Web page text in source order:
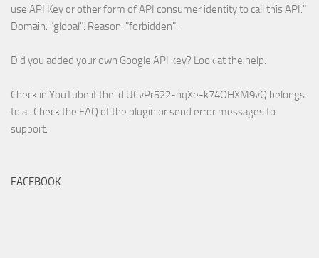
use API Key or other form of API consumer identity to call this API."
Domain: "global". Reason: "forbidden".
Did you added your own Google API key? Look at the help.
Check in YouTube if the id UCvPr522-hqXe-k74OHXM9vQ belongs
to a . Check the FAQ of the plugin or send error messages to
support.
FACEBOOK